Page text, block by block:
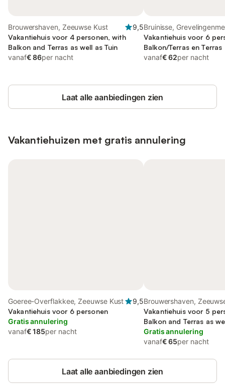
Brouwershaven, Zeeuwse Kust
9,5
Vakantiehuis voor 4 personen, with
Balkon and Terras as well as Tuin
vanaf€ 86per nacht
Bruinisse,
Vakantiehuis voor 6
Balkon/Terras en Terras
vanaf€ 62per nacht
Laat alle aanbiedingen zien
Vakantiehuizen met gratis annulering
Goeree-Overflakkee, Zeeuwse Kust
9,5
Vakantiehuis voor 6 personen
Gratis annulering
vanaf€ 185per nacht
Brouwershaven,
Vakantiehuis voor 5
Balkon and Terras as
Gratis annulering
vanaf€ 65per nacht
Laat alle aanbiedingen zien